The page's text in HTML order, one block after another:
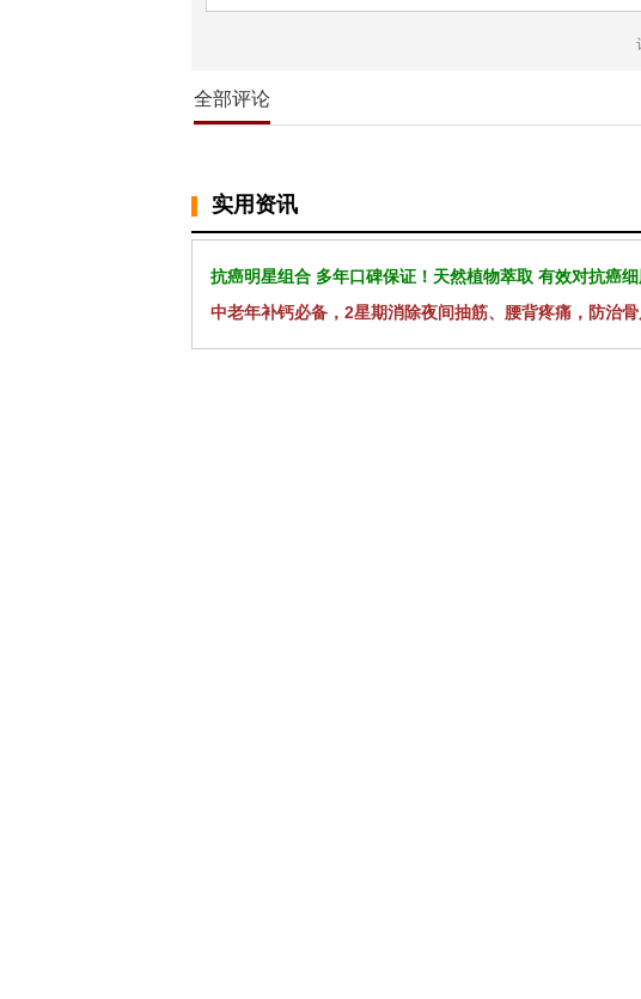
全部评论
实用资讯
抗癌明星组合 多年口碑保证！天然植物萃取 有效对抗癌
中老年补钙必备，2星期消除夜间抽筋、腰背疼痛，防治